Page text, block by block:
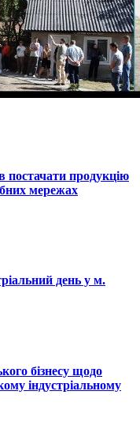
постачати продукцію
мережах
день у м.
бізнесу щодо
індустріальному